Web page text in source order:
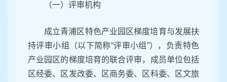
（一）评审机构
成立青浦区特色产业园区梯度培育与发展扶
持评审小组（以下简称“评审小组”），负责特色
产业园区的梯度培育的联合评审，成员单位包括
区经委、区发改委、区商务委、区科委、区文旅